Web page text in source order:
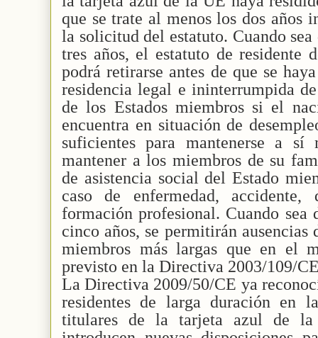
que se trate al menos los dos años
la solicitud del estatuto. Cuando
tres años, el estatuto de residente
podrá retirarse antes de que se
residencia legal e ininterrumpida
de los Estados miembros si el
encuentra en situación de
suficientes para mantenerse a
mantener a los miembros de su
de asistencia social del Estado
caso de enfermedad, accidente,
formación profesional. Cuando
cinco años, se permitirán
miembros más largas que en el
previsto en la Directiva 2003/109/
La Directiva 2009/50/CE ya
residentes de larga duración en
titulares de la tarjeta azul de